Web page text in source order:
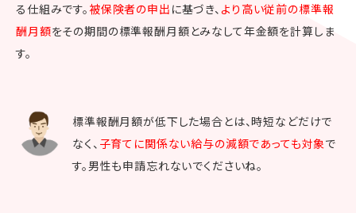
る仕組みです。 被保険者の申出 に基づき、 より高い従前の標準報
酬月額をその期間の標準報酬月額とみなして年金額を計算しま
す。
標準報酬月額が低下した場合とは、時短などだけで
なく、 子育てに関係ない給与の減額であっても対象で
す。男性も申請忘れないでくださいね。